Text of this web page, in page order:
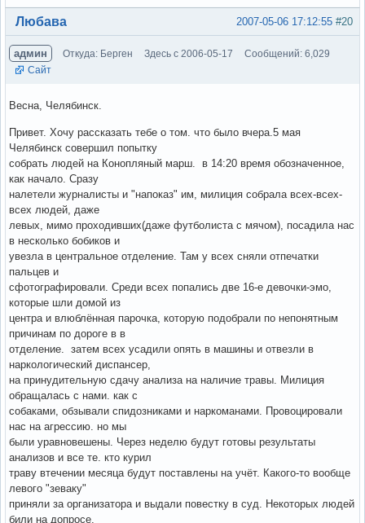
Вне форума #20
2007-05-06 17:12:55
Любава
админ Откуда: Берген Здесь с 2006-05-17
Сообщений: 6,029
Сайт
Весна, Челябинск.
Привет. Хочу рассказать тебе о том. что было вчера.5 мая
Челябинск совершил попытку
собрать людей на Конопляный марш. в 14:20 время обозначенное,
как начало. Сразу
налетели журналисты и "напоказ" им, милиция собрала всех-всех-
всех людей, даже
левых, мимо проходивших(даже футболиста с мячом), посадила нас
в несколько бобиков и
увезла в центральное отделение. Там у всех сняли отпечатки
пальцев и
сфотографировали. Среди всех попались две 16-е девочки-эмо,
которые шли домой из
центра и влюблённая парочка, которую подобрали по непонятным
причинам по дороге в в
отделение. затем всех усадили опять в машины и отвезли в
наркологический диспансер,
на принудительную сдачу анализа на наличие травы. Милиция
обращалась с нами. как с
собаками, обзывали спидозниками и наркоманами. Провоцировали
нас на агрессию. но мы
были уравновешены. Через неделю будут готовы результаты
анализов и все те. кто курил
траву втечении месяца будут поставлены на учёт. Какого-то вообще
левого "зеваку"
приняли за организатора и выдали повестку в суд. Некоторых людей
били на допросе,